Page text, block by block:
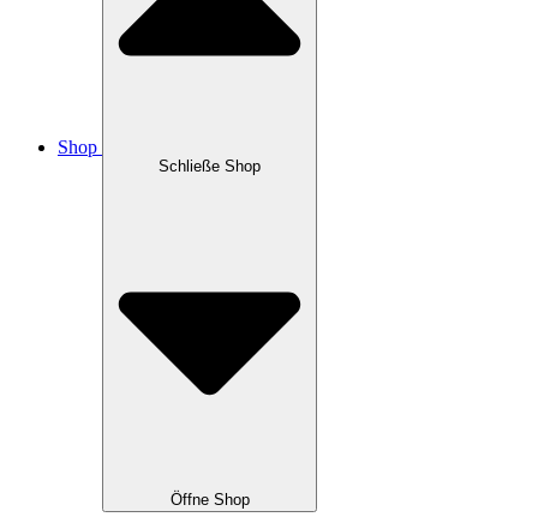
Shop
Schließe Shop
Öffne Shop